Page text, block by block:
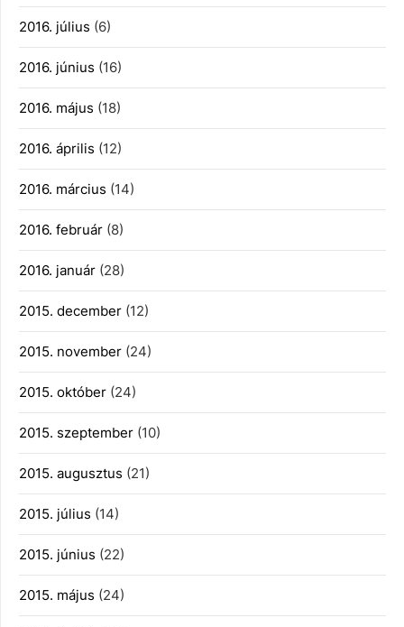
2016. július (6)
2016. június (16)
2016. május (18)
2016. április (12)
2016. március (14)
2016. február (8)
2016. január (28)
2015. december (12)
2015. november (24)
2015. október (24)
2015. szeptember (10)
2015. augusztus (21)
2015. július (14)
2015. június (22)
2015. május (24)